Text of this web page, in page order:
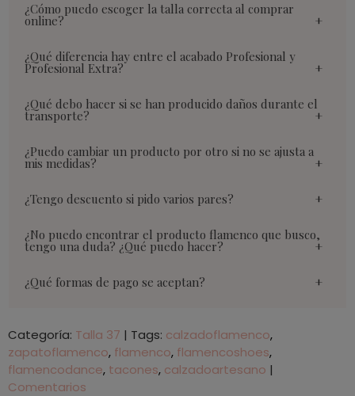
¿Cómo puedo escoger la talla correcta al comprar
online?
¿Qué diferencia hay entre el acabado Profesional y
Profesional Extra?
¿Qué debo hacer si se han producido daños durante el
transporte?
¿Puedo cambiar un producto por otro si no se ajusta a
mis medidas?
¿Tengo descuento si pido varios pares?
¿No puedo encontrar el producto flamenco que busco,
tengo una duda? ¿Qué puedo hacer?
¿Qué formas de pago se aceptan?
Categoría: Talla 37 | Tags: calzadoflamenco
zapatoflamenco flamenco flamencoshoes
flamencodance tacones calzadoartesano |
Comentarios